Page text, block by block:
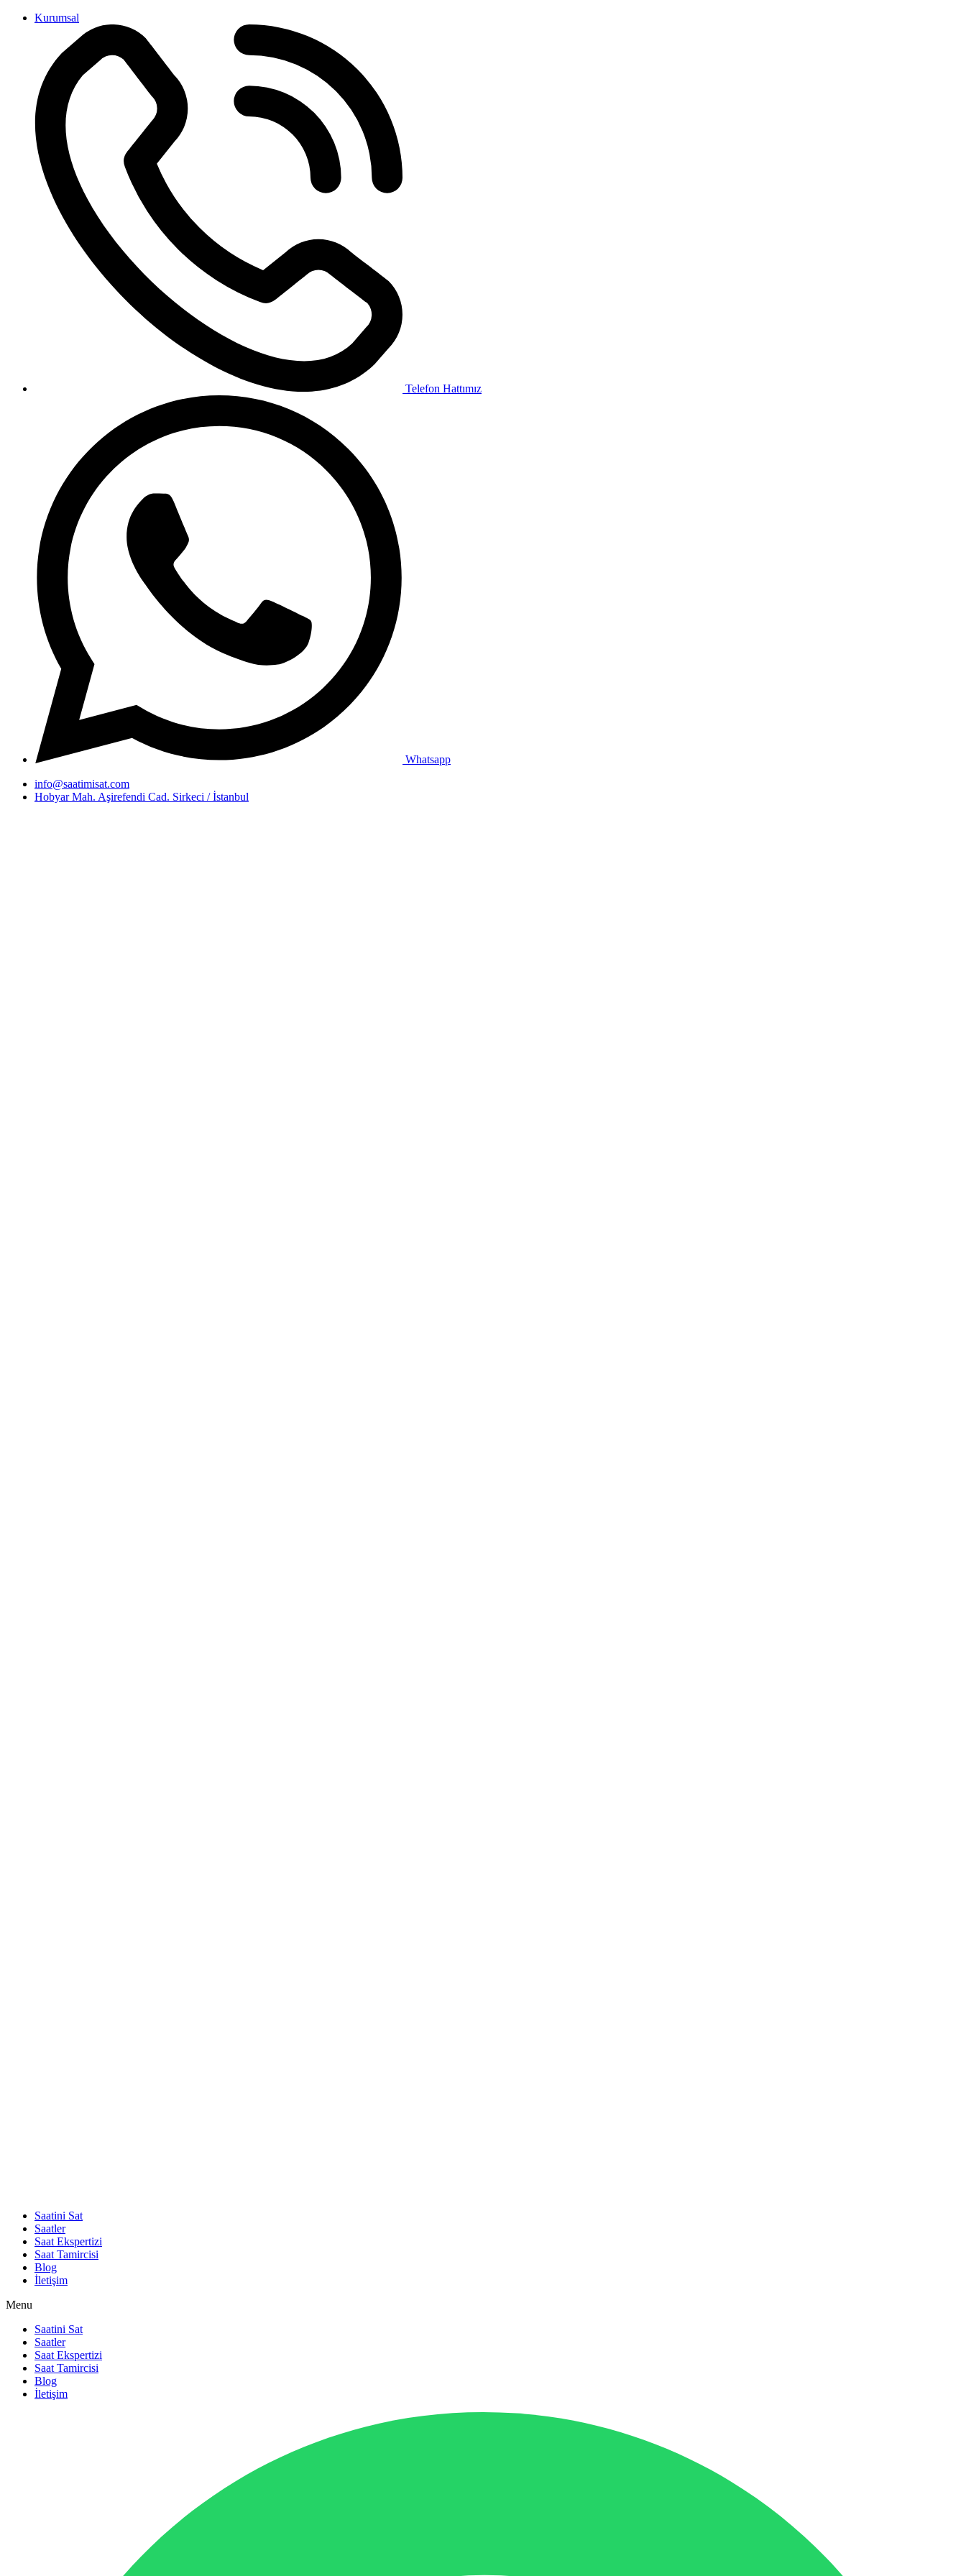
İçeriğeKurumsal
Telefon Hattımız
Whatsapp
info@saatimisat.com
Hobyar Mah. Aşirefendi Cad. Sirkeci / İstanbul
Saatini Sat
Saatler
Saat Ekspertizi
Saat Tamircisi
Blog
İletişim
Menu
Saatini Sat
Saatler
Saat Ekspertizi
Saat Tamircisi
Blog
İletişim